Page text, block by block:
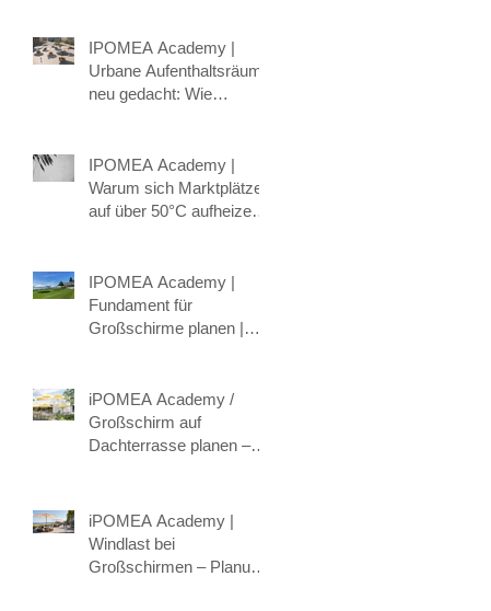
IPOMEA Academy |
Urbane Aufenthaltsräume
neu gedacht: Wie
Schatten, Komfort und
Klima verbinden.
IPOMEA Academy |
Warum sich Marktplätze
auf über 50°C aufheizen
Beschattung
gegensteuern
IPOMEA Academy |
Fundament für
Großschirme planen |
iPOMEA Academy /
Großschirm auf
Dachterrasse planen –
iPOMEA Academy |
Windlast bei
Großschirmen – Planung,